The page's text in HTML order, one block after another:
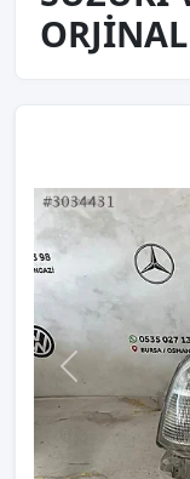
ORJİNAL